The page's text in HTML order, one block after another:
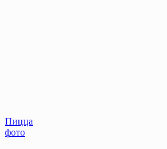
Пицца
фото